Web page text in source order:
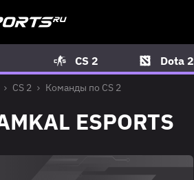
CS 2 Dota 2
CS 2 Команды по CS 2
ESPORTS